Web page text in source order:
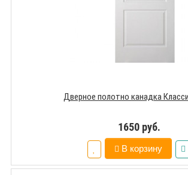
Дверное полотно канадка
1650 руб.
В корзину